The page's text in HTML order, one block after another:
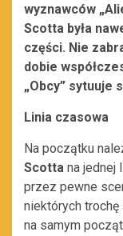
wyznawców
Scotta była
części. Nie
dobie
„Obcy” sytuuje
Linia czasowa
Na początku
Scotta na jednej
przez pewne
niektórych
na samym